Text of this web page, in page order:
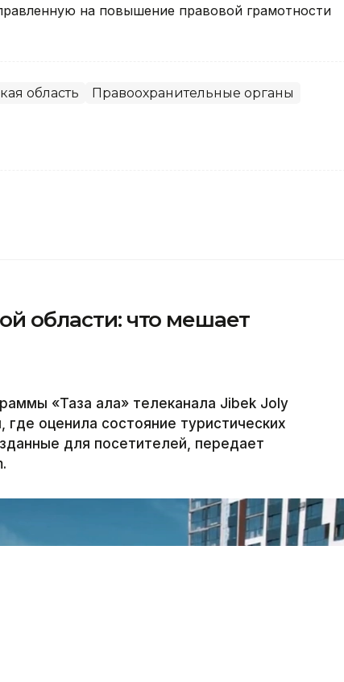
на повышение правовой грамотности
область Правоохранительные органы
области: что мешает
«Таза қала» телеканала Jibek Joly
оценила состояние туристических
для посетителей, передает